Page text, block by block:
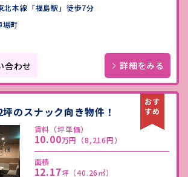
北本線「福島駅」徒歩7分
場町
合わせ 詳細をみる
のスナック向き物件！
賃料（坪単価）
10.00万円 （8,216円）
面積
12.17坪 （40.26㎡）